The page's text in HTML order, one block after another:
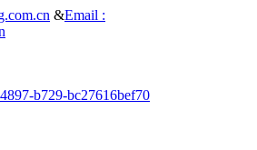
&Email :